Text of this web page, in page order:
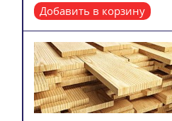
Добавить в корзину